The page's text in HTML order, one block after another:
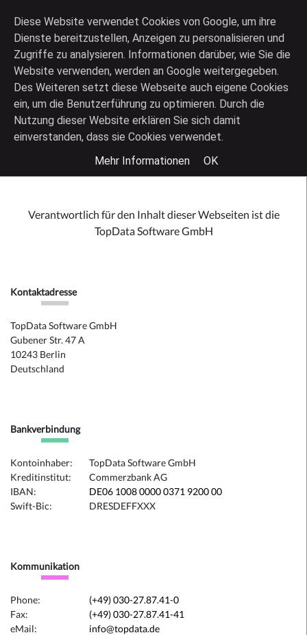
|
IMPRESSUM
Verantwortlich für den Inhalt dieser Webseiten ist die
TopData Software GmbH
Kontaktadresse
TopData Software GmbH
Gubener Str. 47 A
10243 Berlin
Deutschland
Bankverbindung
Kontoinhaber:
TopData Software GmbH
Kreditinstitut:
Commerzbank AG
IBAN:
DE06 1008 0000 0371 9200 00
Swift-Bic:
DRESDEFFXXX
Kommunikation
Phone:
(+49) 030-27.87.41-0
Fax:
(+49) 030-27.87.41-41
eMail:
info@topdata.de
Diese Website verwendet Cookies von Google, um ihre
Dienste bereitzustellen, Anzeigen zu personalisieren und
Zugriffe zu analysieren. Informationen darüber, wie Sie die
Website verwenden, werden an Google weitergegeben.
Des Weiteren setzt diese Webseite auch eigene Cookies
ein, um die Benutzerführung zu optimieren. Durch die
Nutzung dieser Website erklären Sie sich damit
einverstanden, dass sie Cookies verwendet.
Mehr Informationen
OK